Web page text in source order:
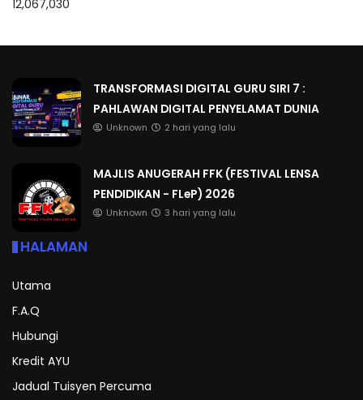
12,067,030
TRANSFORMASI DIGITAL GURU SIRI 7 :
PAHLAWAN DIGITAL PENYELAMAT DUNIA
Unknown 2 hari yang lalu
MAJLIS ANUGERAH FFK (FESTIVAL LENSA
PENDIDIKAN - FLeP) 2026
Unknown 3 hari yang lalu
HALAMAN
Utama
F.A.Q
Hubungi
Kredit AYU
Jadual Tuisyen Percuma